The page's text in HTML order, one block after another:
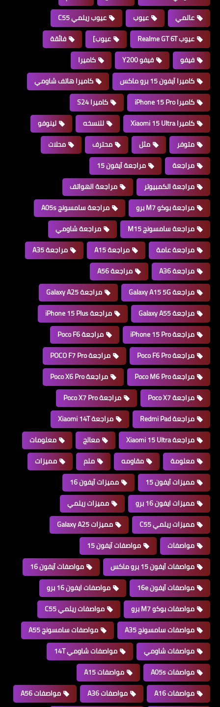
عالمي
عيوب
عيوب ريلمي C55
عيوب Realme GT 6T
عيوب]
فائقة
فيفو
فيفو Y200
كاميرا
كاميرا آيفون 15 برو ماكس
كاميرا هاتف شاومي
كاميرا iPhone 15 Pro
كاميرا S24
كاميرا Xiaomi 15 Ultra
للنسخه
لينوفو
متوفر
مثل محترف
محلات
مراجعة
مراجعة آيفون 15
مراجعة الكمبيوتر
مراجعة الهواتف
مراجعة بوكو M7 برو
مراجعة سامسونج A05s
مراجعة سامسونج M15
مراجعة شاومي
مراجعة عامة
مراجعة A15
مراجعة A35
مراجعة A36
مراجعة A56
مراجعة Galaxy A15 5G
مراجعة Galaxy A25
مراجعة Galaxy A55
مراجعة iPhone 15 Plus
مراجعة iPhone 15 Pro
مراجعة Poco F6
مراجعة Poco F6 Pro
مراجعة POCO F7 Pro
مراجعة Poco M6 Pro
مراجعة Poco X6 Pro
مراجعة Poco X7
مراجعة Poco X7 Pro
مراجعة Redmi Pad
مراجعة Xiaomi 14T
مراجعة Xiaomi 15 Ultra
معالج
معلومات
معلومة
مقاومه ملم
مميزات
مميزات آيفون 15
مميزات آيفون 16
مميزات ايفون 16 برو
مميزات ريلمي
مميزات ريلمي C55
مميزات Galaxy A25
مواصفات
مواصفات آيفون 15
مواصفات آيفون 15 برو ماكس
مواصفات آيفون 16
مواصفات آيفون 16e
مواصفات ايفون 16 برو
مواصفات بوكو M7 برو
مواصفات ريلمي C55
مواصفات سامسونج A35
مواصفات سامسونج A55
مواصفات شاومي
مواصفات شاومي 14T
مواصفات A05s
مواصفات A15
مواصفات A16
مواصفات A36
مواصفات A56